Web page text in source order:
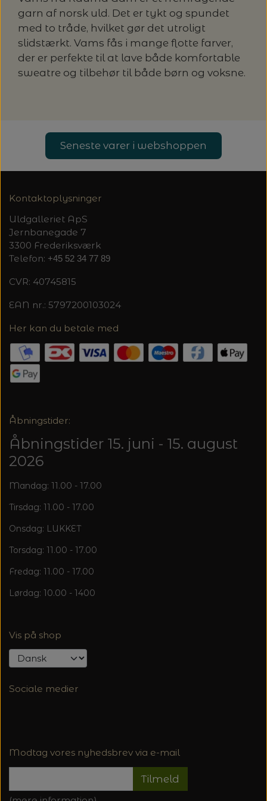
PASCUALI: NEPAL - SPAR 20%
PASCULI: SUAVE - SPAR 20%
SPAR 40% - GLERUPS STØVLER BØRN (STR.
PERMIN: SPAR 30% PÅ ALLE
BALDYRE: UDVALGTE BRODERIER - SPAR
LANG YARNS
MONDIAL
PERMIN
LENE HOLME SAMSØE - LEKNIT
MY FAVOURITE THINGS KNITWEAR
PETITEKNIT
SUSIE HAUMANN
MASKESTOPPERE
MASKEWIRES
OPSKRIFTHOLDER FRA KNITPRO -
MAGMA
STRIKKE- OG SYNÅLE
garn af norsk uld. Det er tykt og spundet
med to tråde, hvilket gør det utroligt
slidstærkt. Vams fås i mange flotte farver,
der er perfekte til at lave både komfortable
sweatre og tilbehør til både børn og voksne.
Seneste varer i webshoppen
Kontaktoplysninger
Uldgalleriet ApS
Jernbanegade 7
3300 Frederiksværk
Telefon: +45 52 34 77 89
CVR: 40745815
EAN nr.: 5797200103024
Her kan du betale med
Åbningstider:
Åbningstider 15. juni - 15. august
2026
Mandag: 11.00 - 17.00
Tirsdag: 11.00 - 17.00
Onsdag: LUKKET
Torsdag: 11.00 - 17.00
Fredag: 11.00 - 17.00
Lørdag: 10.00 - 1400
Vis på shop
Sociale medier
Modtag vores nyhedsbrev via e-mail
Tilmeld